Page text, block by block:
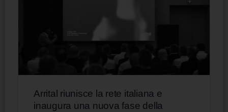
Arrital riunisce la rete italiana e
inaugura una nuova fase della